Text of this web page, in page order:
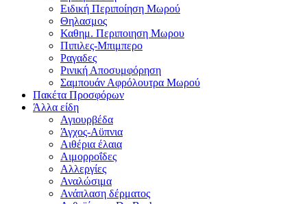
Ειδική Περιποίηση Μωρού
Θηλασμος
Καθημ. Περιποιηση Μωρου
Πιπιλες-Μπιμπερο
Ραγαδες
Ρινική Αποσυμφόρηση
Σαμπουάν Αφρόλουτρα Μωρού
Πακέτα Προσφόρων
Άλλα είδη
Αγιουρβέδα
Άγχος-Αϋπνια
Αιθέρια έλαια
Αιμορροΐδες
Αλλεργίες
Αναλώσιμα
Ανάπλαση δέρματος